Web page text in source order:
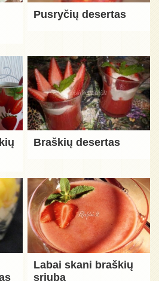
Pusryčių desertas
Braškių desertas
Labai skani braškių
sriuba